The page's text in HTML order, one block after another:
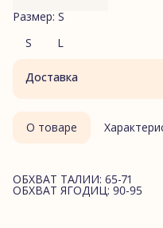
Размер: S
S
L
Доставка
О товаре
ОБХВАТ ТАЛИИ: 65-71
ОБХВАТ ЯГОДИЦ: 90-95